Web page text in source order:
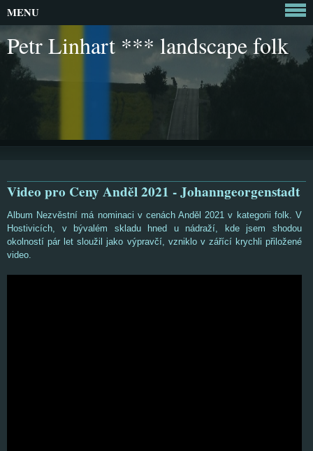
Petr Linhart *** landscape folk
Video pro Ceny Anděl 2021 - Johanngeorgenstadt
Album Nezvěstní má nominaci v cenách Anděl 2021 v kategorii folk. V
Hostivicích, v bývalém skladu hned u nádraží, kde jsem shodou
okolností pár let sloužil jako výpravčí, vzniklo v zářící krychli přiložené
video.
MENU